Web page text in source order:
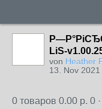
LiS-
von Heather
13. Nov 2021
0 товаров 0.00 р. 0